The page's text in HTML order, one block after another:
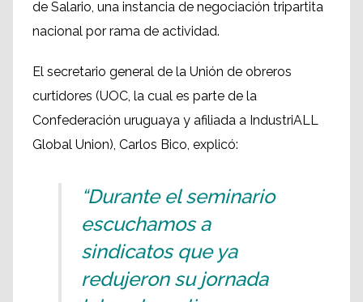
de Salario, una instancia de negociación tripartita
nacional por rama de actividad.
El secretario general de la Unión de obreros
curtidores (UOC, la cual es parte de la
Confederación uruguaya y afiliada a IndustriALL
Global Union), Carlos Bico, explicó:
“Durante el seminario
escuchamos a
sindicatos que ya
redujeron su jornada